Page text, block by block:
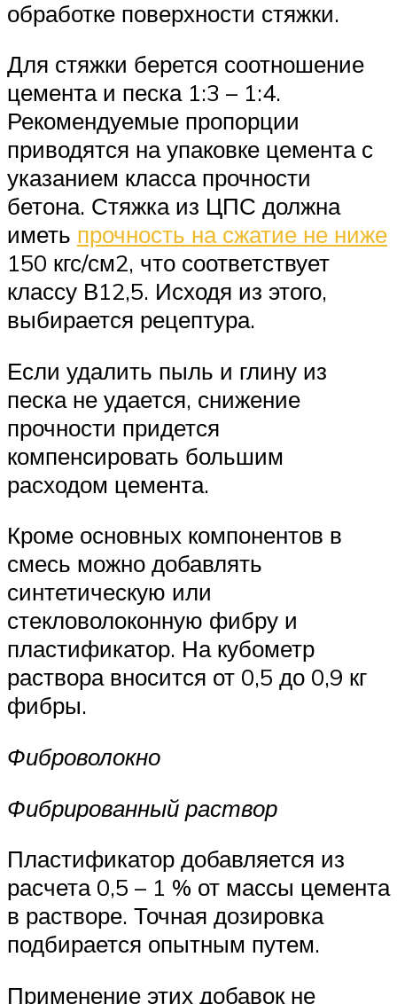
обработке поверхности стяжки.
Для стяжки берется соотношение
цемента и песка 1:3 – 1:4.
Рекомендуемые пропорции
приводятся на упаковке цемента с
указанием класса прочности
бетона. Стяжка из ЦПС должна
иметь прочность на сжатие не ниже
150 кгс/см2, что соответствует
классу В12,5. Исходя из этого,
выбирается рецептура.
Если удалить пыль и глину из
песка не удается, снижение
прочности придется
компенсировать большим
расходом цемента.
Кроме основных компонентов в
смесь можно добавлять
синтетическую или
стекловолоконную фибру и
пластификатор. На кубометр
раствора вносится от 0,5 до 0,9 кг
фибры.
Фиброволокно
Фибрированный раствор
Пластификатор добавляется из
расчета 0,5 – 1 % от массы цемента
в растворе. Точная дозировка
подбирается опытным путем.
Применение этих добавок не